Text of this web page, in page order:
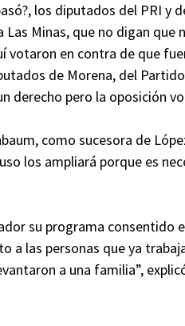
los diputados del PRI y
Minas, que no digan que
votaron en contra de que
de Morena, del
derecho pero la oposición
como sucesora de
los ampliará porque es
su programa consentido
a las personas que ya
a una familia”,